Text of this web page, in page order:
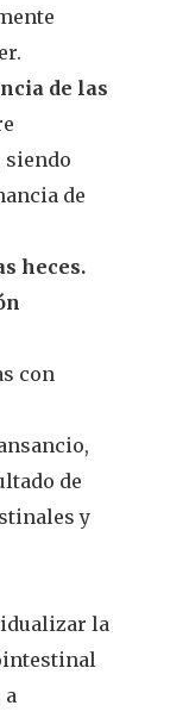
de las
siendo
de
heces.
con
de
y
la
a